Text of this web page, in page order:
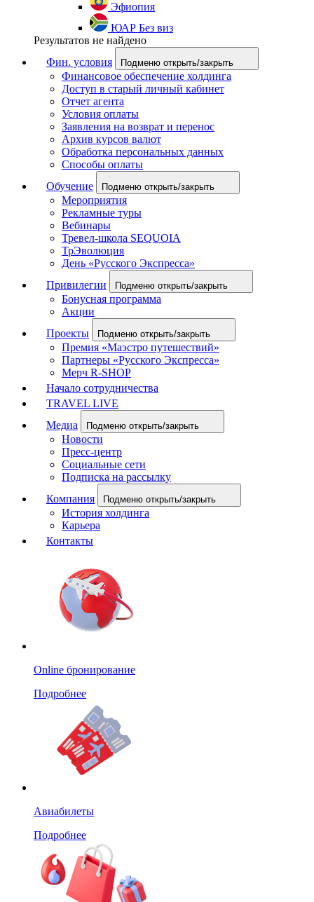
Эфиопия
ЮАР Без виз
Результатов не найдено
Фин. условия
Подменю открыть/закрыть
Финансовое обеспечение холдинга
Доступ в старый личный кабинет
Отчет агента
Условия оплаты
Заявления на возврат и перенос
Архив курсов валют
Обработка персональных данных
Способы оплаты
Обучение
Подменю открыть/закрыть
Мероприятия
Рекламные туры
Вебинары
Тревел-школа SEQUOIA
ТрЭволюция
День «Русского Экспресса»
Привилегии
Подменю открыть/закрыть
Бонусная программа
Акции
Проекты
Подменю открыть/закрыть
Премия «Маэстро путешествий»
Партнеры «Русского Экспресса»
Мерч R-SHOP
Начало сотрудничества
TRAVEL LIVE
Медиа
Подменю открыть/закрыть
Новости
Пресс-центр
Социальные сети
Подписка на рассылку
Компания
Подменю открыть/закрыть
История холдинга
Карьера
Контакты
Online бронирование
Подробнее
Авиабилеты
Подробнее